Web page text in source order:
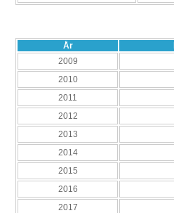
År
2009
2010
2011
2012
2013
2014
2015
2016
2017